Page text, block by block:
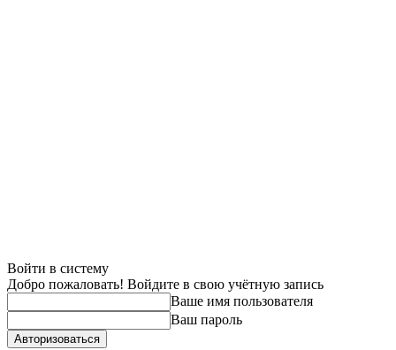
Войти в систему
Добро пожаловать! Войдите в свою учётную запись
Ваше имя пользователя
Ваш пароль